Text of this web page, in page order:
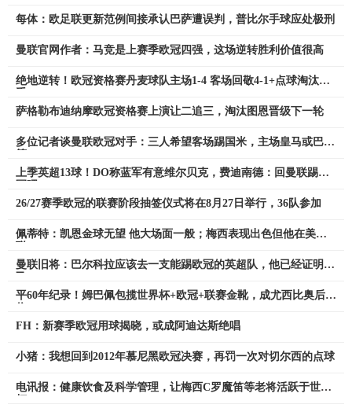
每体：欧足联更新范例间接承认巴萨遭误判，普比尔手球应处极刑
曼联官网作者：马竞是上赛季欧冠四强，这场逆转胜利价值很高
绝地逆转！欧冠资格赛丹麦球队主场1-4 客场回敬4-1+点球淘汰对
萨格勒布迪纳摩欧冠资格赛上演让二追三，淘汰图恩晋级下一轮
多位记者谈曼联欧冠对手：三人希望客场踢国米，主场皇马或巴黎
上季英超13球！DO称蓝军有意维尔贝克，费迪南德：回曼联踢欧
26/27赛季欧冠的联赛阶段抽签仪式将在8月27日举行，36队参加
佩蒂特：凯恩金球无望 他大场面一般；梅西表现出色但他在美职
曼联旧将：巴尔科拉应该去一支能踢欧冠的英超队，他已经证明自
平60年纪录！姆巴佩包揽世界杯+欧冠+联赛金靴，成尤西比奥后首
FH：新赛季欧冠用球揭晓，或成阿迪达斯绝唱
小猪：我想回到2012年慕尼黑欧冠决赛，再罚一次对切尔西的点球
电讯报：健康饮食及科学管理，让梅西C罗魔笛等老将活跃于世界